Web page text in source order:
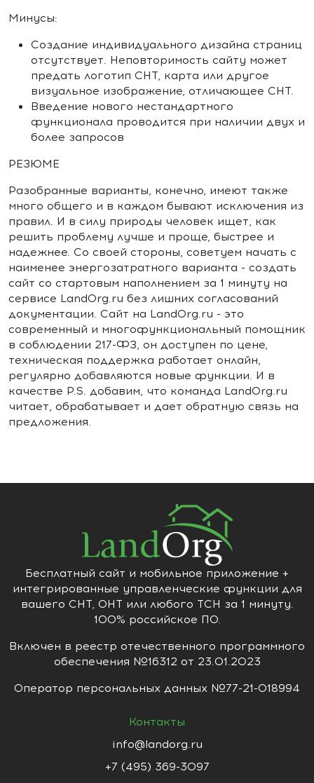
Минусы:
Создание индивидуального дизайна страниц
отсутствует. Неповторимость сайту может
предать логотип СНТ, карта или другое
визуальное изображение, отличающее СНТ.
Введение нового нестандартного
функционала проводится при наличии двух и
более запросов
РЕЗЮМЕ
Разобранные варианты, конечно, имеют также
много общего и в каждом бывают исключения из
правил. И в силу природы человек ищет, как
решить проблему лучше и проще, быстрее и
надежнее. Со своей стороны, советуем начать с
наименее энергозатратного варианта - создать
сайт со стартовым наполнением за 1 минуту на
сервисе LandOrg.ru без лишних согласований
документации. Сайт на LandOrg.ru - это
современный и многофункциональный помощник
в соблюдении 217-ФЗ, он доступен по цене,
техническая поддержка работает онлайн,
регулярно добавляются новые функции. И в
качестве P.S. добавим, что команда LandOrg.ru
читает, обрабатывает и дает обратную связь на
предложения.
Бесплатный сайт и мобильное приложение +
интегрированные управленческие функции для
вашего СНТ, ОНТ или любого ТСН за 1 минуту.
100% российское ПО.
Включен в реестр отечественного программного
обеспечения №16312 от 23.01.2023
Оператор персональных данных №77-21-018994
Контакты
info@landorg.ru
+7 (495) 369-3097